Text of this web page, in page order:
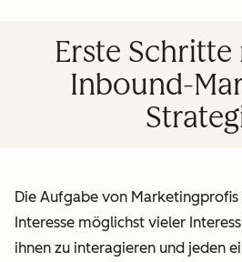
Erste
Inbound-
Die Aufgabe von
Interesse möglichst vieler
ihnen zu interagieren und jeden